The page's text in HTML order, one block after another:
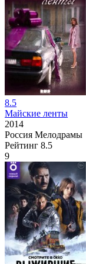
8.5
Майские ленты
2014
Россия Мелодрамы
Рейтинг 8.5
9